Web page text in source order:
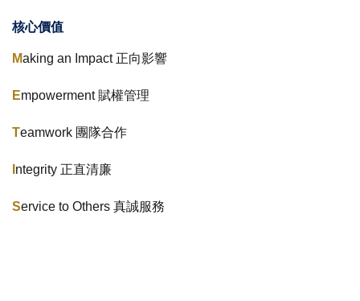
核心價值
Making an Impact 正向影響
Empowerment 賦權管理
Teamwork 團隊合作
ntegrity 正直清廉
Service to Others 真誠服務